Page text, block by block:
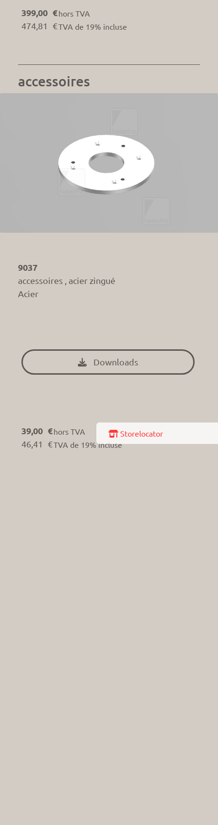
399,00 €hors TVA
474,81 €TVA de 19% incluse
accessoires
9037
accessoires , acier zingué
Acier
 Downloads
39,00 €hors TVA
46,41 €TVA de 19% incluse
 Storelocator